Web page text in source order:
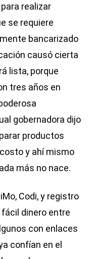
realizar
se requiere
bancarizado
causó cierta
lista, porque
tres años en
gobernadora dijo
productos
y ahí mismo
más no nace.
Codi, y registro
dinero entre
con enlaces
confían en el